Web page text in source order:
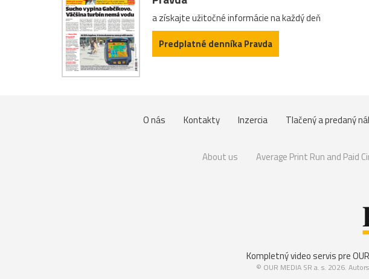
a získajte užitočné informácie na každý deň
Predplatné denníka Pravda
O nás Kontakty Inzercia Tlačený a predaný
About us Average Print Run and Paid
Kompletný video servis pre
© OUR MEDIA SR a. s. 2026.